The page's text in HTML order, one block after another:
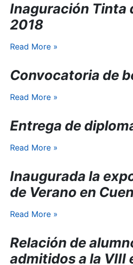
Inaguración Tinta
2018
Read More »
Convocatoria de
Read More »
Entrega de
Read More »
Inaugurada la
de Verano en
Read More »
Relación de
admitidos a la VIII